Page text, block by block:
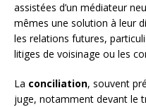
assistées d’un médiateur
mêmes une solution à leur
les relations futures,
litiges de voisinage ou les
La conciliation, souvent
juge, notamment devant le